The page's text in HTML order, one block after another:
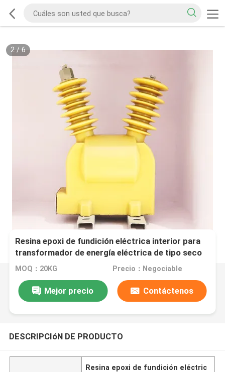
2/ 6
Resina epoxi de fundición eléctrica interior para
transformador de energía eléctrica de tipo seco
MOQ：20KG Precio：Negociable
Mejor precio Contáctenos
DESCRIPCIóN DE PRODUCTO
Resina epoxi de fundición eléctric